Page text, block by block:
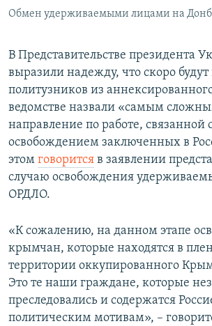
УКРАИНСКАЯ ПРОБЛЕМА КРЫМА
Обмен удерживаемыми лицами на
В Представительстве президента
выразили надежду, что скоро будут
политузников из
ведомстве назвали «самым
направление по работе, связанной
освобождением заключенных в
этом говорится в заявлении
случаю освобождения
ОРДЛО.
«К сожалению, на данном этапе
крымчан, которые находятся в
территории оккупированного
Это те наши граждане, которые
преследовались и содержатся
политическим мотивам», –